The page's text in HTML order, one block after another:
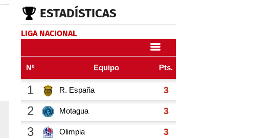
ESTADÍSTICAS
LIGA NACIONAL